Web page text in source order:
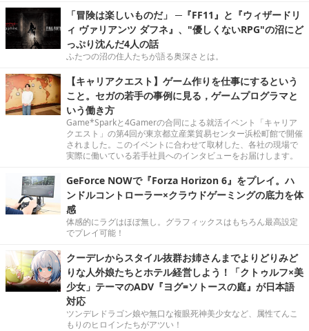
「冒険は楽しいものだ」 ─『FF11』と『ウィザードリ
ィ ヴァリアンツ ダフネ』、"優しくないRPG"の沼にど
っぷり沈んだ4人の話
ふたつの沼の住人たちが語る奥深さとは。
【キャリアクエスト】ゲーム作りを仕事にするという
こと。セガの若手の事例に見る，ゲームプログラマと
いう働き方
Game*Sparkと4Gamerの合同による就活イベント「キャリア
クエスト」の第4回が東京都立産業貿易センター浜松町館で開催
されました。このイベントに合わせて取材した、各社の現場で
実際に働いている若手社員へのインタビューをお届けします。
GeForce NOWで『Forza Horizon 6』をプレイ。ハ
ンドルコントローラー×クラウドゲーミングの底力を体
感
体感的にラグはほぼ無し。グラフィックスはもちろん最高設定
でプレイ可能！
クーデレからスタイル抜群お姉さんまでよりどりみど
りな人外娘たちとホテル経営しよう！「クトゥルフ×美
少女」テーマのADV『ヨグ=ソトースの庭』が日本語
対応
ツンデレドラゴン娘や無口な複眼死神美少女など、属性てんこ
もりのヒロインたちがアツい！